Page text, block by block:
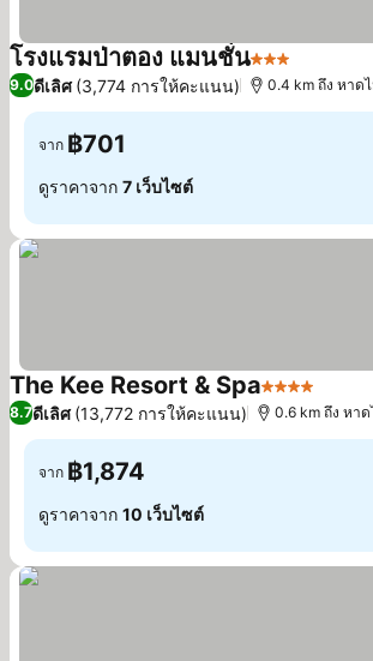
โรงแรมป่าตอง แมนชั่น3 ดาว
9.0ดีเลิศ (3,774 การให้คะแนน) 0.4 km ถึง หาด
จาก ฿701
ดูราคาจาก 7 เว็บไซต์
The Kee Resort & Spa4 ดาว ดูราค
8.7ดีเลิศ (13,772 การให้คะแนน) 0.6 km ถึง หา
จาก ฿1,874
ดูราคาจาก 10 เว็บไซต์